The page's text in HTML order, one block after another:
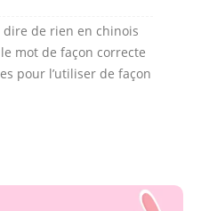
de rien en chinois
mot de façon correcte
pour l’utiliser de façon